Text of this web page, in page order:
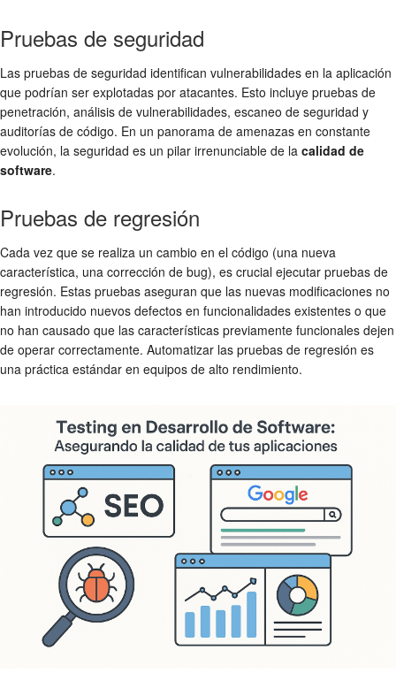
Pruebas de seguridad
Las pruebas de seguridad identifican vulnerabilidades en la aplicación
que podrían ser explotadas por atacantes. Esto incluye pruebas de
penetración, análisis de vulnerabilidades, escaneo de seguridad y
auditorías de código. En un panorama de amenazas en constante
evolución, la seguridad es un pilar irrenunciable de la calidad de
software.
Pruebas de regresión
Cada vez que se realiza un cambio en el código (una nueva
característica, una corrección de bug), es crucial ejecutar pruebas de
regresión. Estas pruebas aseguran que las nuevas modificaciones no
han introducido nuevos defectos en funcionalidades existentes o que
no han causado que las características previamente funcionales dejen
de operar correctamente. Automatizar las pruebas de regresión es
una práctica estándar en equipos de alto rendimiento.